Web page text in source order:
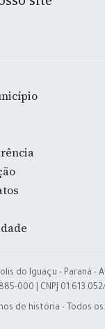
do Iguaçu - Paraná -
000 | CNPJ
de história - Todos